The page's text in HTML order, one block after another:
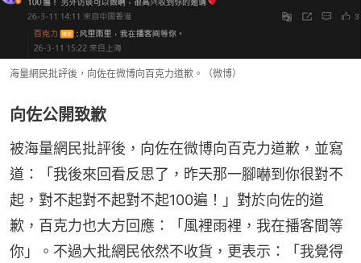
海量網民批評後，向佐在微博向百克力道歉。（微博）
向佐公開致歉
被海量網民批評後，向佐在微博向百克力道歉，並寫
道：「我後來回看反思了，昨天那一腳嚇到你很對不
起，對不起對不起對不起100遍！」對於向佐的道
歉，百克力也大方回應：「風裡雨裡，我在播客間等
你」。不過大批網民依然不收貨，更表示：「我覺得